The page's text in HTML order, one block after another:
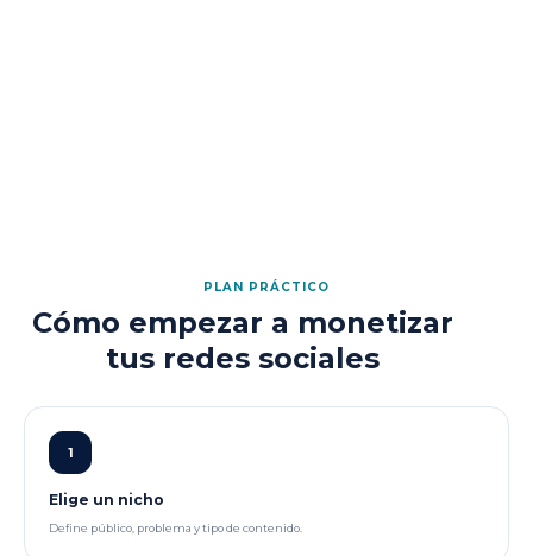
PLAN PRÁCTICO
Cómo empezar a monetizar
tus redes sociales
1
Elige un nicho
Define público, problema y tipo de contenido.